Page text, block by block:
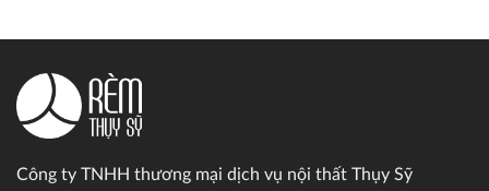
Công ty TNHH thương mại dịch vụ nội thất Thụy Sỹ